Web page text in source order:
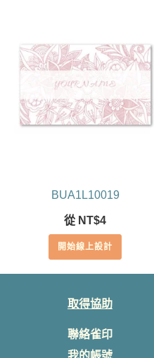
BUA1L10019
從 NT$4
開始線上設計
取得協助
聯絡雀印